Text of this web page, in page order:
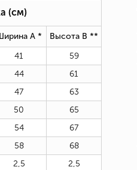
(см)
А * Высота В **
41
59
44
61
47
63
50
65
54
67
58
68
2,5 2,5